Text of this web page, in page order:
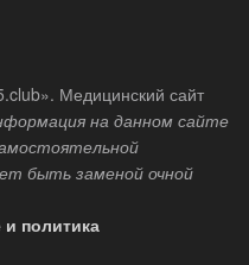
Медицинский сайт
на данном сайте
быть заменой очной
политика